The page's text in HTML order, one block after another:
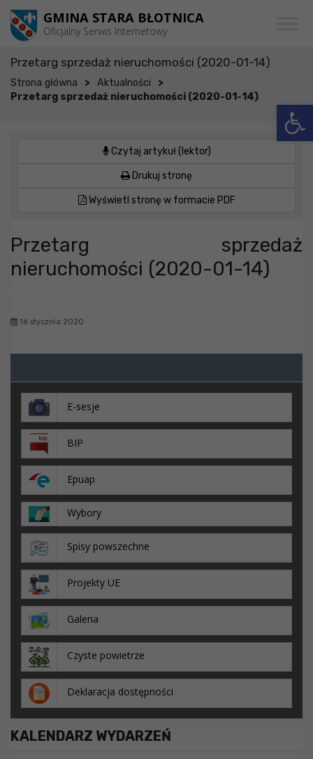
Przejdź do menu
Przejdź do głównej treści strony
Przejdź do stopki strony GMINA STARA BŁOTNICA
Oficjalny Serwis Internetowy
Przetarg sprzedaż nieruchomości (2020-01-14)
Strona główna > Aktualności >
Przetarg sprzedaż nieruchomości (2020-01-14)
Czytaj artykuł (lektor)
Drukuj stronę
Wyświetl stronę w formacie PDF
Przetarg sprzedaż
nieruchomości (2020-01-14)
16 stycznia 2020
E-sesje
BIP
Epuap
Wybory
Spisy powszechne
Projekty UE
Galeria
Czyste powietrze
Deklaracja dostępności
KALENDARZ WYDARZEŃ